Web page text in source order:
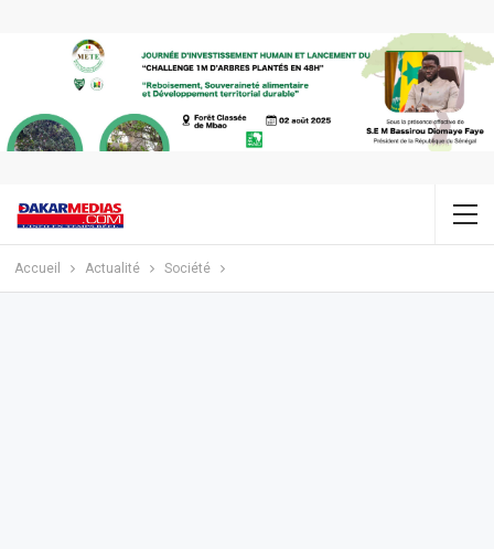
Accueil Actualité Société